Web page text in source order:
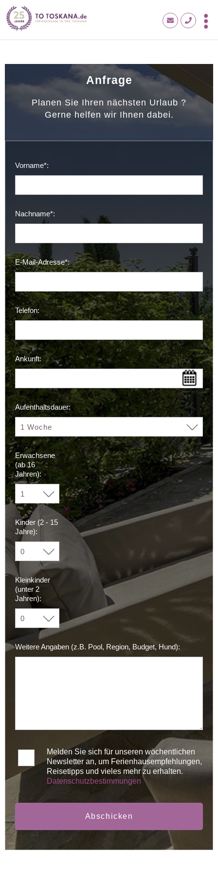
Anfrage
Planen Sie Ihren nächsten Urlaub ?
Gerne helfen wir Ihnen dabei.
Vorname*:
Nachname*:
E-Mail-Adresse*:
Telefon:
Ankunft:
Aufenthaltsdauer:
Erwachsene
(ab 16
Jahren):
Kinder (2 - 15
Jahre):
Kleinkinder
(unter 2
Jahren):
Weitere Angaben (z.B. Pool, Region, Budget, Hund):
Melden Sie sich für unseren wöchentlichen
Newsletter an, um Ferienhausempfehlungen,
Reisetipps und vieles mehr zu erhalten.
Datenschutzbestimmungen
Abschicken